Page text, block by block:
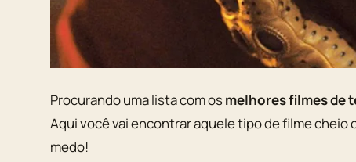
Procurando uma lista com osmelhores filmes de
Aqui você vai encontrar aquele tipo de filme
medo!